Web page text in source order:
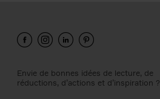
Envie de bonnes idées de lecture, de
réductions, d’actions et d’inspiration ?